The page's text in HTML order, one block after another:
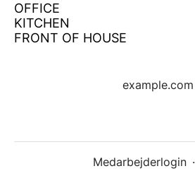
OFFICE
KITCHEN
FRONT OF HOUSE
example.com
Medarbejderlogin ·